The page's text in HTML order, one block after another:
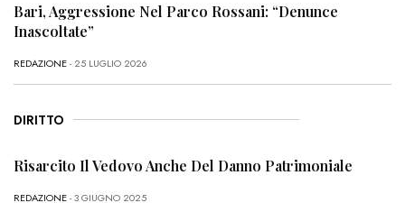
Bari, Aggressione Nel Parco Rossani: “Denunce
Inascoltate”
REDAZIONE- 25 LUGLIO 2026
DIRITTO
Risarcito Il Vedovo Anche Del Danno Patrimoniale
REDAZIONE- 3 GIUGNO 2025